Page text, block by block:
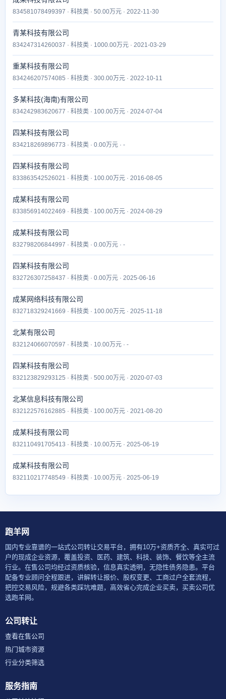
834581078499397 · 科技类 · 50.00万元 · 2022-11-30
青某科技有限公司
834247314260037 · 科技类 · 1000.00万元 · 2021-03-29
重某科技有限公司
834246207574085 · 科技类 · 300.00万元 · 2022-10-11
多某科技(海南)有限公司
834242983620677 · 科技类 · 100.00万元 · 2024-07-04
四某科技有限公司
834218269896773 · 科技类 · 0.00万元 · -
四某科技有限公司
833863542526021 · 科技类 · 100.00万元 · 2016-08-05
成某科技有限公司
833856914022469 · 科技类 · 100.00万元 · 2024-08-29
成某科技有限公司
832798206844997 · 科技类 · 0.00万元 · -
四某科技有限公司
832726307258437 · 科技类 · 0.00万元 · 2025-06-16
成某网络科技有限公司
832718329241669 · 科技类 · 100.00万元 · 2025-11-18
北某有限公司
832124066070597 · 科技类 · 10.00万元 · -
四某科技有限公司
832123829293125 · 科技类 · 500.00万元 · 2020-07-03
北某信息科技有限公司
832122576162885 · 科技类 · 100.00万元 · 2021-08-20
成某科技有限公司
832110491705413 · 科技类 · 10.00万元 · 2025-06-19
成某科技有限公司
832110217748549 · 科技类 · 10.00万元 · 2025-06-19
跑羊网
国内专业靠谱的一站式公司转让交易平台，拥有10万+资质齐全、真实可过
户的现成企业资源，覆盖投资、医药、建筑、科技、装饰、餐饮等全主流
行业。在售公司均经过资质核验，信息真实透明，无隐性债务隐患。平台
配备专业顾问全程跟进，讲解转让报价、股权变更、工商过户全套流程，
把控交易风险，规避各类踩坑难题，高效省心完成企业买卖，买卖公司优
选跑羊网。
公司转让
查看在售公司
热门城市资源
行业分类筛选
服务指南